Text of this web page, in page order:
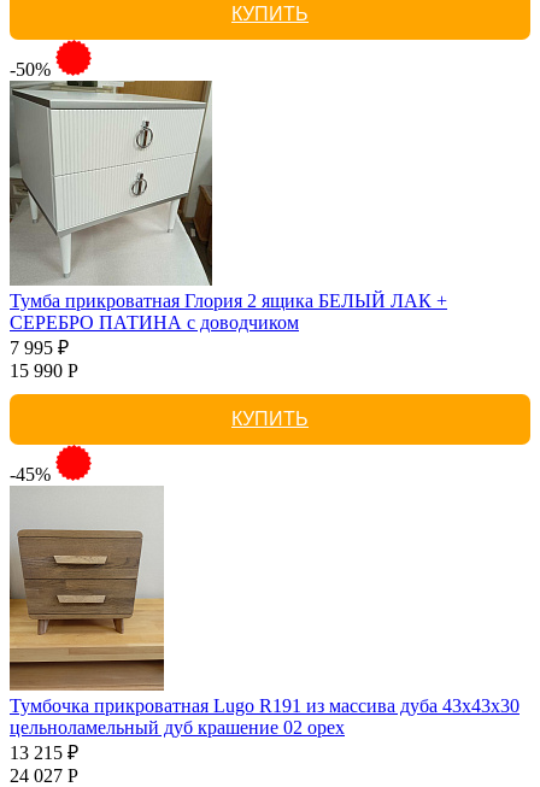
КУПИТЬ
-50%
Тумба прикроватная Глория 2 ящика БЕЛЫЙ ЛАК +
СЕРЕБРО ПАТИНА с доводчиком
7 995 ₽
15 990 Р
КУПИТЬ
-45%
Тумбочка прикроватная Lugo R191 из массива дуба 43х43х30
цельноламельный дуб крашение 02 орех
13 215 ₽
24 027 Р